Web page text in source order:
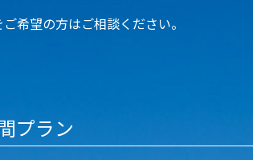
希望の方はご相談ください。
プラン